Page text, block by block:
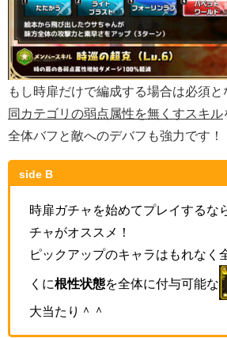
もし時扉だけで編成する場合は必須と
同カテゴリの弱点属性を無くすスキル
全体バフと敵へのデバフも強力です！
side B
時扉ガチャを始めてプレイするな
チャがオススメ！
ピックアップのキャラはもれなく
くに根性状態を全体に付与可能な
大当たり＾＾